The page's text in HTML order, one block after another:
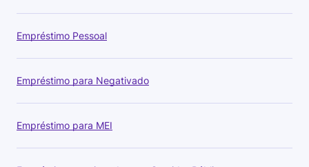
Empréstimo Pessoal
Empréstimo para Negativado
Empréstimo para MEI